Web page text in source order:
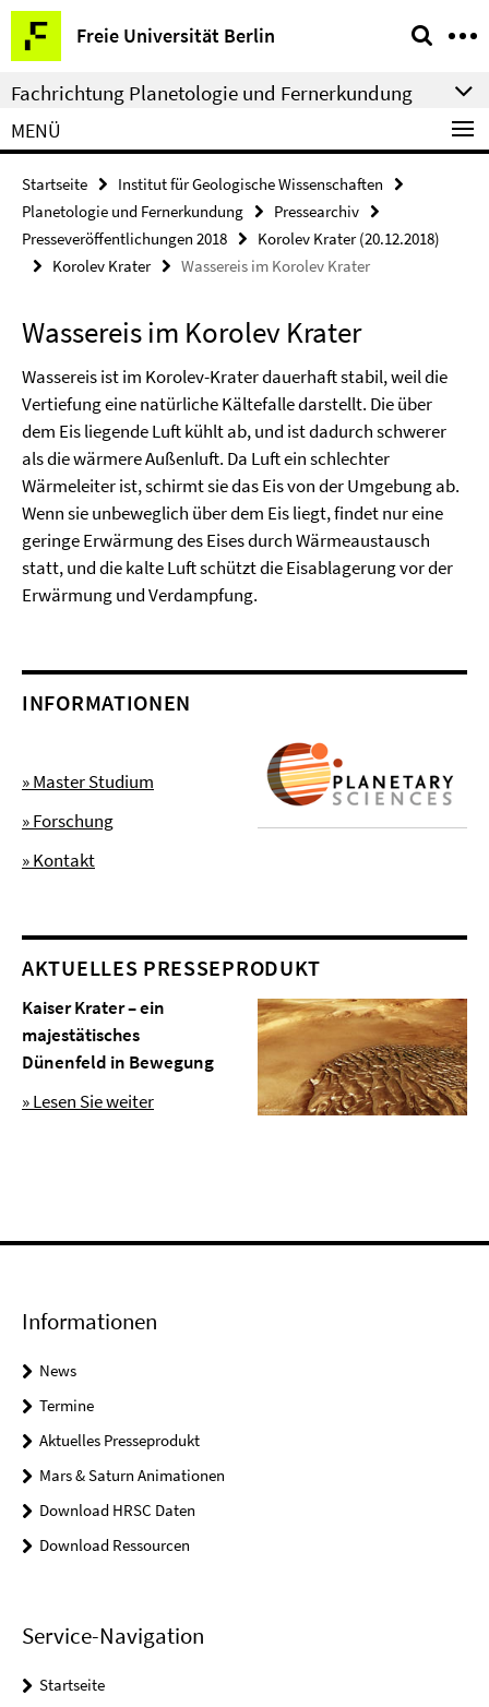
Springe
direkt
zu
Inhalt
Freie Universität Berlin
Service-
Navigation
Fachrichtung Planetologie und Fernerkundung
MENÜ
Startseite
Institut für Geologische Wissenschaften
Planetologie und Fernerkundung
Pressearchiv
Presseveröffentlichungen 2018
Korolev Krater (20.12.2018)
Korolev Krater
Wassereis im Korolev Krater
Wassereis im Korolev Krater
Wassereis ist im Korolev-Krater dauerhaft stabil, weil die
Vertiefung eine natürliche Kältefalle darstellt. Die über
dem Eis liegende Luft kühlt ab, und ist dadurch schwerer
als die wärmere Außenluft. Da Luft ein schlechter
Wärmeleiter ist, schirmt sie das Eis von der Umgebung ab.
Wenn sie unbeweglich über dem Eis liegt, findet nur eine
geringe Erwärmung des Eises durch Wärmeaustausch
statt, und die kalte Luft schützt die Eisablagerung vor der
Erwärmung und Verdampfung.
INFORMATIONEN
» Master Studium
» Forschung
» Kontakt
AKTUELLES PRESSEPRODUKT
Kaiser Krater – ein
majestätisches
Dünenfeld in Bewegung
» Lesen Sie weiter
Informationen
News
Termine
Aktuelles Presseprodukt
Mars & Saturn Animationen
Download HRSC Daten
Download Ressourcen
Service-Navigation
Startseite